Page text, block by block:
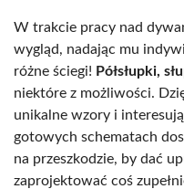
W trakcie pracy nad
wygląd, nadając mu
różne ściegi! Półsłupki,
niektóre z możliwości.
unikalne wzory i
gotowych schematach
na przeszkodzie, by dać
zaprojektować coś